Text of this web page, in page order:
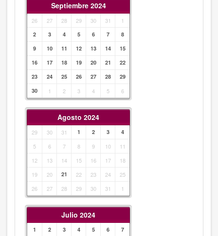
Septiembre 2024
26 27 28 29 30 31 1
2 3 4 5 6 7
8
9
10 11 12 13 14
15
16
17 18 19 20 21
22
23
24 25 26 27 28
29
30
1 2 3 4 5 6
Agosto 2024
29 30 31 1 2 3 4
5 6 7 8 9 10
11
12
13 14 15 16 17
18
19
20 21 22 23 24
25
26
27 28 29 30 31 1
Julio 2024
1 2 3 4 5 6
7